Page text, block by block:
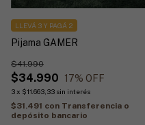
Pijama GAMER
$34.990
$41.990
17% OFF
3 x $11.663,33 sin interés
LLEVÁ 3 Y PAGÁ 2
$31.491 con Transferencia o
depósito bancario